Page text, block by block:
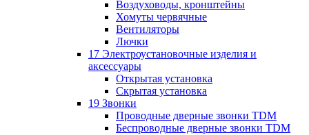
Воздуховоды, кронштейны
Хомуты червячные
Вентиляторы
Лючки
17 Электроустановочные изделия и
аксессуары
Открытая установка
Скрытая установка
19 Звонки
Проводные дверные звонки TDM
Беспроводные дверные звонки TDM